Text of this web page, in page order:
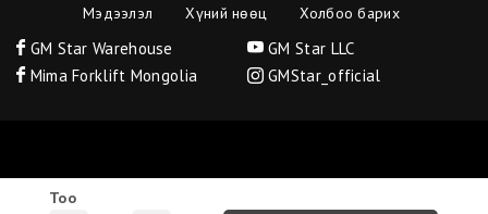
Тоо
Мэдээлэл
Хүний нөөц Холбоо барих
GM Star Warehouse
GM Star LLC
Mima Forklift Mongolia
GMStar_official
ыг:Грийн софт ХХК